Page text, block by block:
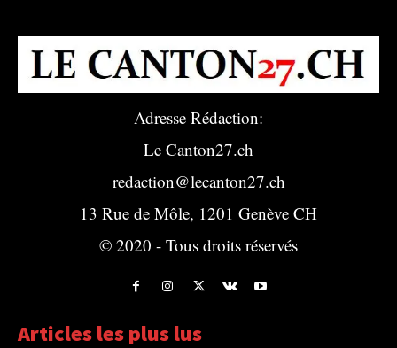
Adresse Rédaction:
Le Canton27.ch
redaction@lecanton27.ch
13 Rue de Môle, 1201 Genève CH
© 2020 - Tous droits réservés
Articles les plus lus